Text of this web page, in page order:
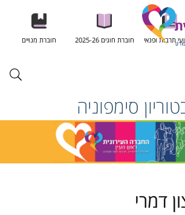
תרבות ופנאי חוברת חוגים 2025-26 חוברת מנויים
סימפוניה
דמרי